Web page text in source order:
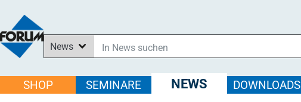
News
In Downloads suchen
Im Shop suchen
SHOP SEMINARE NEWS DOWNLOADS